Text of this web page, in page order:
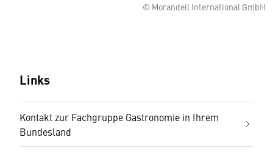
© Morandell International GmbH
Links
Kontakt zur Fachgruppe Gastronomie in Ihrem
Bundesland